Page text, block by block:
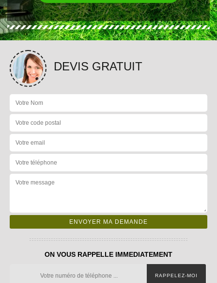
DEVIS GRATUIT
ON VOUS RAPPELLE IMMEDIATEMENT